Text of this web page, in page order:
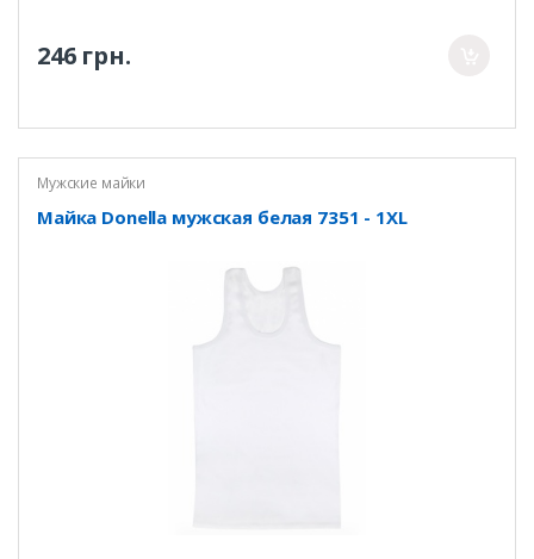
246 грн.
Мужские майки
Майка Donella мужская белая 7351 - 1XL